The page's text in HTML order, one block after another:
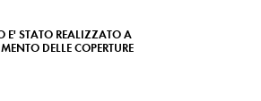
E' STATO REALIZZATO A
DELLE COPERTURE